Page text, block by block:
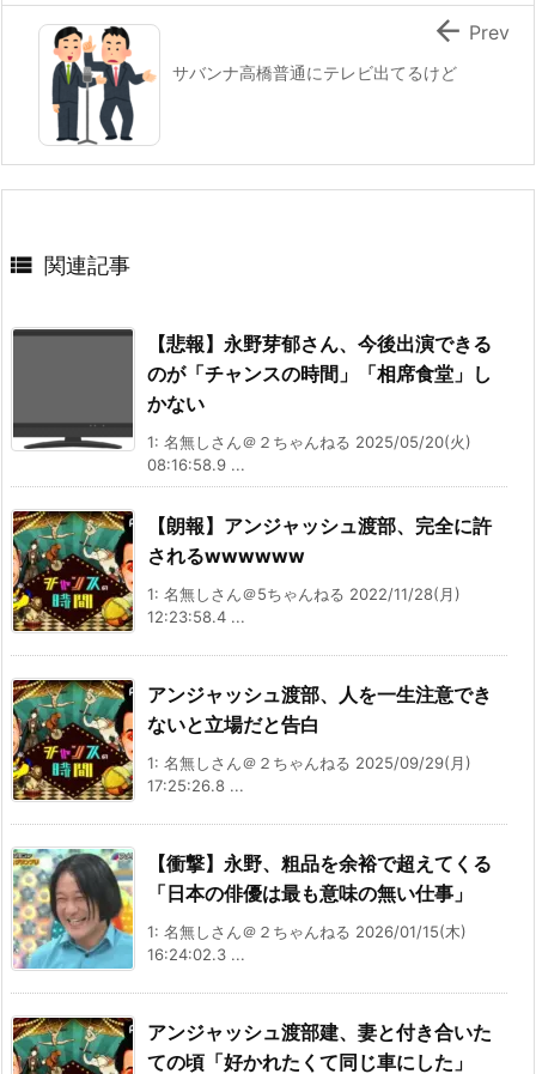
サバンナ高橋普通にテレビ出てるけど
 Prev
 関連記事
【悲報】永野芽郁さん、今後出演できる
のが「チャンスの時間」「相席食堂」し
かない
1: 名無しさん＠２ちゃんねる 2025/05/20(火)
08:16:58.9 ...
【朗報】アンジャッシュ渡部、完全に許
されるwwwwww
1: 名無しさん＠5ちゃんねる 2022/11/28(月)
12:23:58.4 ...
アンジャッシュ渡部、人を一生注意でき
ないと立場だと告白
1: 名無しさん＠２ちゃんねる 2025/09/29(月)
17:25:26.8 ...
【衝撃】永野、粗品を余裕で超えてくる
「日本の俳優は最も意味の無い仕事」
1: 名無しさん＠２ちゃんねる 2026/01/15(木)
16:24:02.3 ...
アンジャッシュ渡部建、妻と付き合いた
ての頃「好かれたくて同じ車にした」